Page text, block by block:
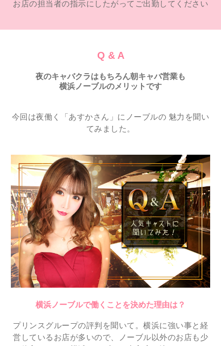
お店の担当者の指示にしたがってご出勤してください
Q & A
夜のキャバクラはもちろん朝キャバ営業も
横浜ノーブルのメリットです
今回は夜働く「あすかさん」にノーブルの 魅力を聞い
てみました。
横浜ノーブルで働くことを決めた理由は？
プリンスグループの評判を聞いて。横浜に強い事と経
営しているお店が多いので、ノーブル以外のお店も少